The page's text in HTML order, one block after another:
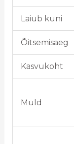
Laiub kuni
Õitsemisaeg
Kasvukoht
Muld